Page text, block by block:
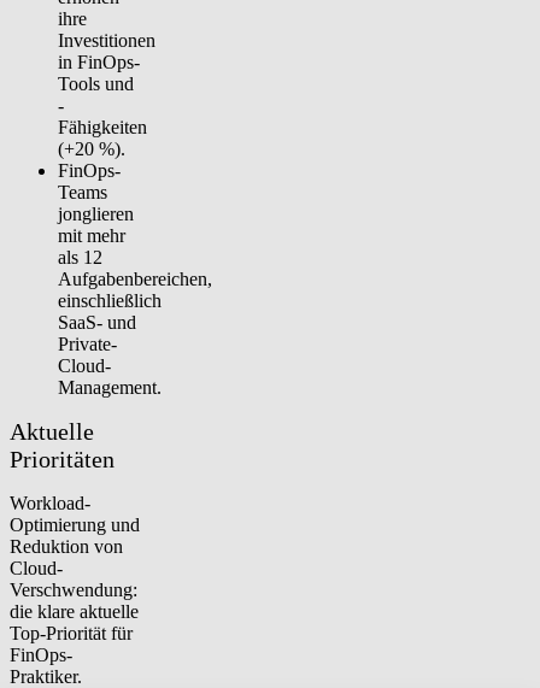
ihre
Investitionen
in FinOps-
Tools und
-
Fähigkeiten
(+20 %).
FinOps-
Teams
jonglieren
mit mehr
als 12
Aufgabenbereichen,
einschließlich
SaaS- und
Private-
Cloud-
Management.
Aktuelle
Prioritäten
Workload-
Optimierung und
Reduktion von
Cloud-
Verschwendung:
die klare aktuelle
Top-Priorität für
FinOps-
Praktiker.